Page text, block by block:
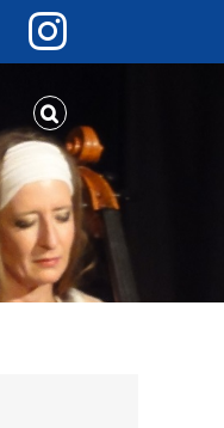
Facebook
Instagram